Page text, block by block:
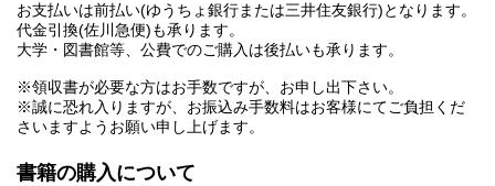
お支払いは前払い(ゆうちょ銀行または三井住友銀行)となります。
代金引換(佐川急便)も承ります。
大学・図書館等、公費でのご購入は後払いも承ります。
※領収書が必要な方はお手数ですが、お申し出下さい。
※誠に恐れ入りますが、お振込み手数料はお客様にてご負担くだ
さいますようお願い申し上げます。
書籍の購入について